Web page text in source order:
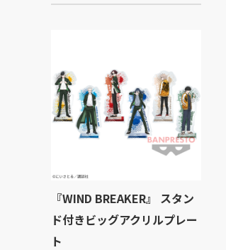
『WIND BREAKER』 スタン
ド付きビッグアクリルプレー
ト